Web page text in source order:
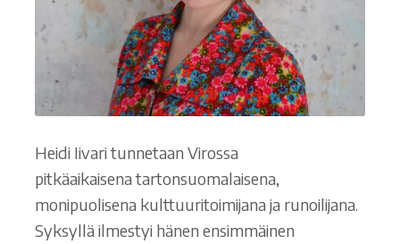
Heidi Iivari tunnetaan Virossa
pitkäaikaisena tartonsuomalaisena,
monipuolisena kulttuuritoimijana ja runoilijana.
Syksyllä ilmestyi hänen ensimmäinen